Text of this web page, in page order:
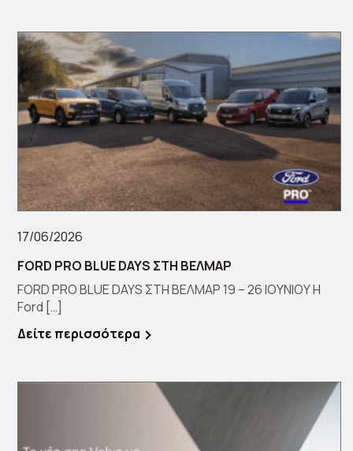
17/06/2026
FORD PRO BLUE DAYS ΣΤΗ ΒΕΛΜΑΡ
FORD PRO BLUE DAYS ΣΤΗ ΒΕΛΜΑΡ 19 – 26 ΙΟΥΝΙΟΥ Η
Ford […]
Δείτε περισσότερα